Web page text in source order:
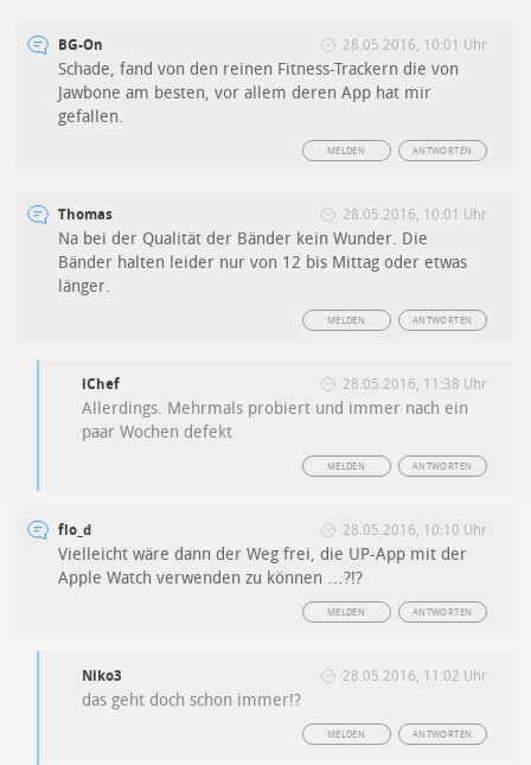
BG-On 28.05.2016, 10:01 Uhr
Schade, fand von den reinen Fitness-Trackern die von
Jawbone am besten, vor allem deren App hat mir
gefallen.
ANTWORTEN
MELDEN
Thomas 28.05.2016, 10:01 Uhr
Na bei der Qualität der Bänder kein Wunder. Die
Bänder halten leider nur von 12 bis Mittag oder etwas
länger.
ANTWORTEN
MELDEN
iChef 28.05.2016, 11:38 Uhr
Allerdings. Mehrmals probiert und immer nach ein
paar Wochen defekt
ANTWORTEN
MELDEN
flo_d 28.05.2016, 10:10 Uhr
Vielleicht wäre dann der Weg frei, die UP-App mit der
Apple Watch verwenden zu können …?!?
ANTWORTEN
MELDEN
Niko3 28.05.2016, 11:02 Uhr
das geht doch schon immer!?
ANTWORTEN
MELDEN